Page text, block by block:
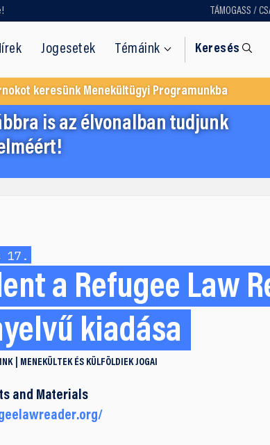
TÁMOGASS /
Jogesetek Témáink Keresés
keresünk Menekültügyi Programunkba
is az élvonalban tudjunk
17.
a Refugee Law
kiadása
MENEKÜLTEK ÉS KÜLFÖLDIEK JOGAI
and Materials